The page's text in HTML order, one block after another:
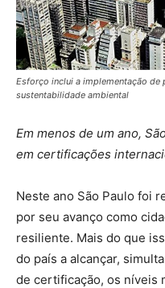
Esforço inclui a implementação
sustentabilidade ambiental
Em menos de um ano,
em certificações
Neste ano São Paulo foi
por seu avanço como
resiliente. Mais do que
do país a alcançar,
de certificação, os níveis